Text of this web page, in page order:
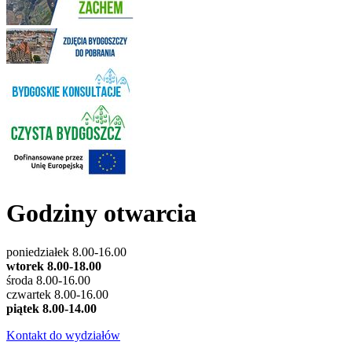
Godziny otwarcia
poniedziałek 8.00-16.00
wtorek 8.00-18.00
środa 8.00-16.00
czwartek 8.00-16.00
piątek 8.00-14.00
Kontakt do wydziałów